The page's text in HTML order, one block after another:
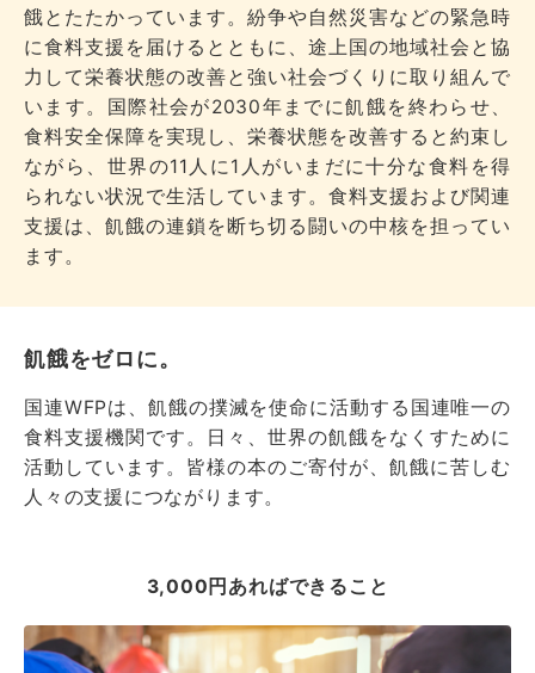
餓とたたかっています。紛争や自然災害などの緊急時
に食料支援を届けるとともに、途上国の地域社会と協
力して栄養状態の改善と強い社会づくりに取り組んで
います。国際社会が2030年までに飢餓を終わらせ、
食料安全保障を実現し、栄養状態を改善すると約束し
ながら、世界の11人に1人がいまだに十分な食料を得
られない状況で生活しています。食料支援および関連
支援は、飢餓の連鎖を断ち切る闘いの中核を担ってい
ます。
飢餓をゼロに。
国連WFPは、飢餓の撲滅を使命に活動する国連唯一の
食料支援機関です。日々、世界の飢餓をなくすために
活動しています。皆様の本のご寄付が、飢餓に苦しむ
人々の支援につながります。
3,000円あればできること